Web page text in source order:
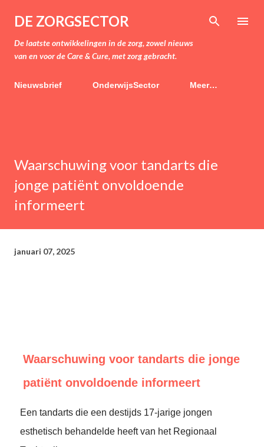
Doorgaan naar hoofdcontent
DE ZORGSECTOR
De laatste ontwikkelingen in de zorg, zowel nieuws
van en voor de Care & Cure, met zorg gebracht.
Nieuwsbrief OnderwijsSector Meer…
Waarschuwing voor tandarts die
jonge patiënt onvoldoende
informeert
januari 07, 2025
Waarschuwing voor tandarts die jonge
patiënt onvoldoende informeert
Een tandarts die een destijds 17-jarige jongen
esthetisch behandelde heeft van het Regionaal